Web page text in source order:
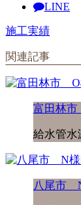
LINE
施工実績
関連記事
富田林
給水管水
八尾市